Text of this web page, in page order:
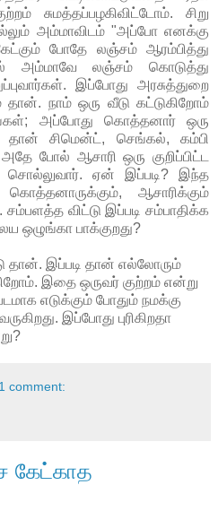
சுமத்தப்பழகிவிட்டோம். சிறு
அம்மாவிடம் "அப்போ எனக்கு
போதே லஞ்சம் ஆரம்பித்து
அம்மாவே லஞ்சம் கொடுத்து
இப்போது அரசுத்துறை
நாம் ஒரு வீடு கட்டுகிறோம்
அப்போது கொத்தனார் ஒரு
தான் சிமென்ட், செங்கல், கம்பி
போல் ஆசாரி ஒரு குறிப்பிட்ட
ஏன் இப்படி? இந்த
ஆசாரிக்கும்
விட்டு இப்படி சம்பாதிக்க
ஒழுங்கா பாக்குறது?
தான். இப்படி தான் எல்லோரும்
இதை ஒருவர் குற்றம் என்று
எடுக்கும் போதும் நமக்கு
இப்போது புரிகிறதா
1 comment:
கேட்காத